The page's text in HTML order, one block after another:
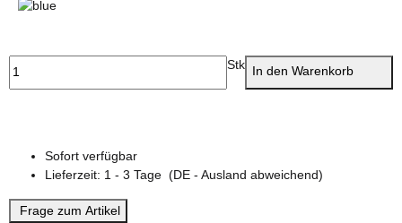
Stk In den Warenkorb
Sofort verfügbar
Lieferzeit: 1 - 3 Tage (DE - Ausland abweichend)
Frage zum Artikel